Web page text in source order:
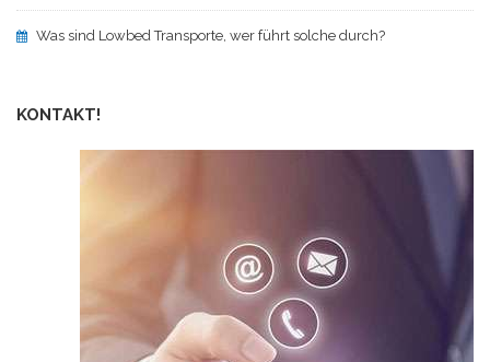
Was sind Lowbed Transporte, wer führt solche durch?
KONTAKT!